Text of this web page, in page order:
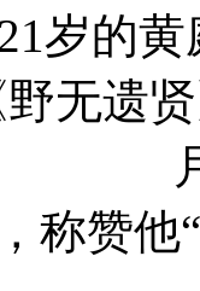
岁的
无遗
称赞他